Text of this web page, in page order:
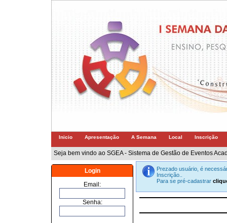
Inicio Apresentação A Semana Local Inscrição
Seja bem vindo ao SGEA - Sistema de Gestão de Eventos
Login
Email:
Senha:
Prezado usuário, é
Inscrição..
Para se pré-cadastrar